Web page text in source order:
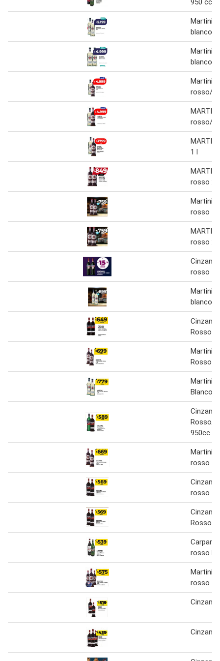
Martini
blanco 1
Martini
blanco 1
Martini
rosso/
rosso/
1 l
rosso x
Martini
rosso
rosso
Cinzano
rosso
Martini
blanco
Cinzano
Rosso
Martini
Rosso x
Martini
Blanco
Cinzano
Rosso/
950cc
Martini
rosso
Cinzano
rosso
Cinzano
Rosso x
rosso
Martini
rosso
Cinzano
Cinzano